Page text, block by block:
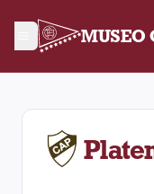
MUSEO
Fecha 12. Partido